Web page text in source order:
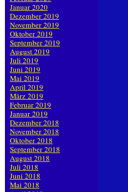
Januar 2020
Dezember 2019
November 2019
Oktober 2019
September 2019
August 2019
Juli 2019
Juni 2019
Mai 2019
April 2019
März 2019
Februar 2019
Januar 2019
Dezember 2018
November 2018
Oktober 2018
September 2018
August 2018
Juli 2018
Juni 2018
Mai 2018